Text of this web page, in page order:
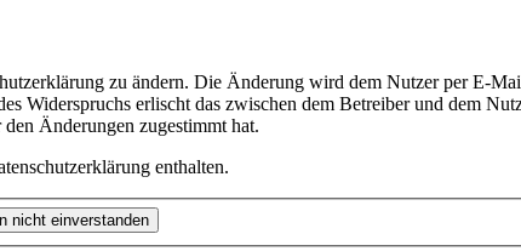
zu ändern. Die Änderung wird dem Nutzer per E-
Widerspruchs erlischt das zwischen dem Betreiber und dem
Änderungen zugestimmt hat.
enthalten.